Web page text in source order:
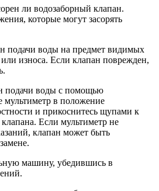
ли водозаборный клапан.
которые могут засорять
подачи воды на предмет видимых
износа. Если клапан поврежден,
подачи воды с помощью
мультиметр в положение
и прикоснитесь щупами к
Если мультиметр не
клапан может быть
машину, убедившись в